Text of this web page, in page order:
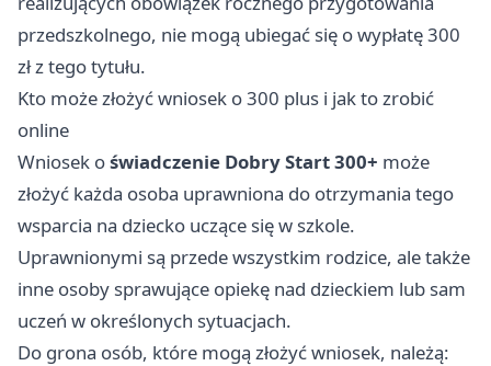
przedszkolnego, nie mogą ubiegać się o wypłatę 300
zł z tego tytułu.
Kto może złożyć wniosek o 300 plus i jak to zrobić
online
Wniosek oświadczenie Dobry Start 300+ może
złożyć każda osoba uprawniona do otrzymania tego
wsparcia na dziecko uczące się w szkole.
Uprawnionymi są przede wszystkim rodzice, ale także
inne osoby sprawujące opiekę nad dzieckiem lub sam
uczeń w określonych sytuacjach.
Do grona osób, które mogą złożyć wniosek, należą: